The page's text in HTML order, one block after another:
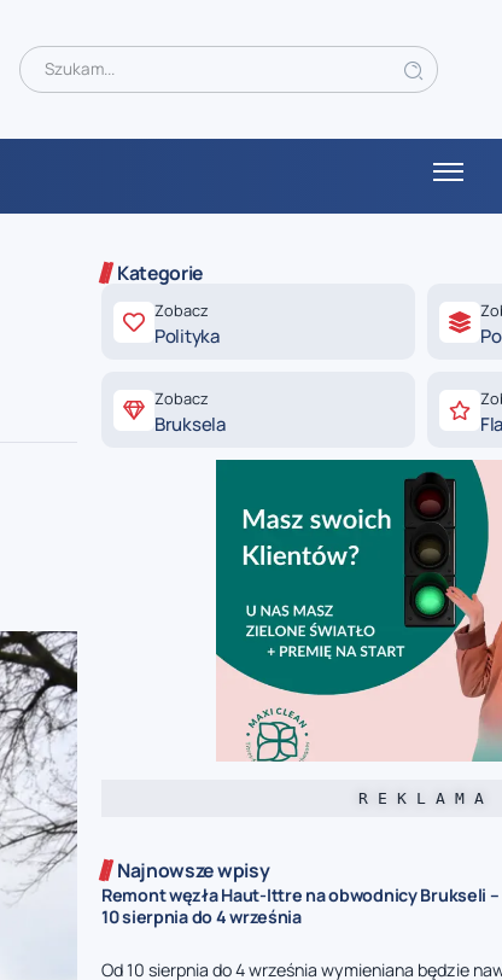
Kategorie
Zobacz
Polityka
Zobacz
Bruksela
R E K L A M A
Najnowsze wpisy
Remont węzła Haut-Ittre na obwodnicy Brukseli
10 sierpnia do 4 września
Od 10 sierpnia do 4 września wymieniana będzie